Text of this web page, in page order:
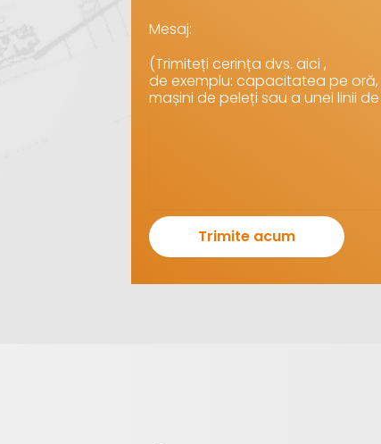
Mesaj:
(Trimiteți cerința dvs. aici ,
de exemplu: capacitatea pe
mașini de peleți sau a unei linii